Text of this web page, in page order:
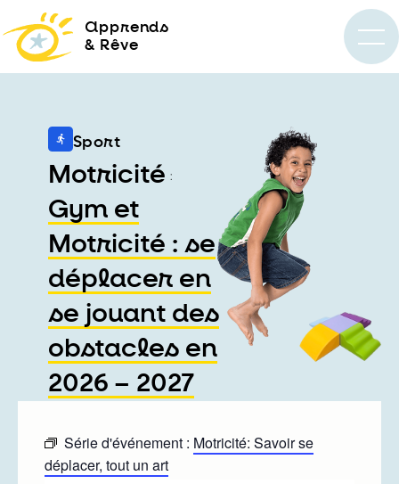
apprends
& Rêve
Sport
Motricité :
Gym et
Motricité : se
déplacer en
se jouant des
obstacles en
2026 – 2027
Série d'événement : Motricité: Savoir se
déplacer, tout un art